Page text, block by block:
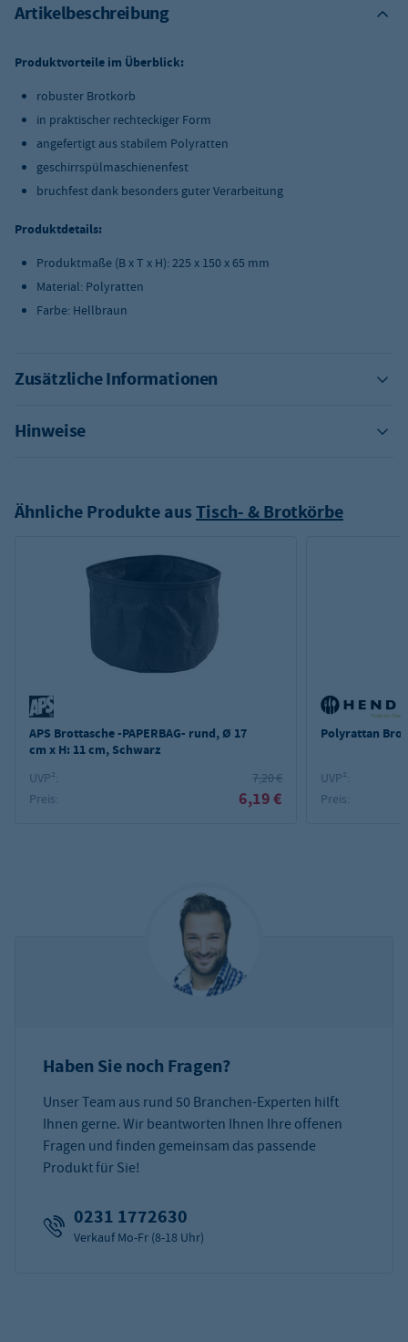
Artikelbeschreibung
Produktvorteile im Überblick:
robuster Brotkorb
in praktischer rechteckiger Form
angefertigt aus stabilem Polyratten
geschirrspülmaschienenfest
bruchfest dank besonders guter Verarbeitung
Produktdetails:
Produktmaße (B x T x H): 225 x 150 x 65 mm
Material: Polyratten
Farbe: Hellbraun
Zusätzliche Informationen
Hinweise
Ähnliche Produkte ausTisch- & Brotkörbe
APS Brottasche -PAPERBAG- rund, Ø 17
cm x H: 11 cm, Schwarz
UVP²:
7,20 €
Preis:
6,19 €
Polyrattan
UVP²:
Preis:
Haben Sie noch Fragen?
Unser Team aus rund 50 Branchen-Experten hilft
Ihnen gerne. Wir beantworten Ihnen Ihre offenen
Fragen und finden gemeinsam das passende
Produkt für Sie!
0231 1772630
Verkauf Mo-Fr (8-18 Uhr)